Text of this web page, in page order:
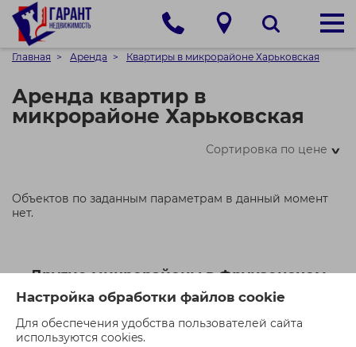
Настройка обработки файлов cookie
Для обеспечения удобства пользователей сайта
используются cookies.
Главная Аренда Квартиры в микрорайоне Харьковская
Аренда квартир в
микрорайоне Харьковская
Сортировка по цене>
Объектов по заданным параметрам в данный момент
нет.
Другие микрорайоны в Фрунзенском
районе
Домбровка Каменная горка Красный бор